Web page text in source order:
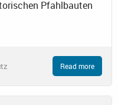
Pfahlbauten
Read more